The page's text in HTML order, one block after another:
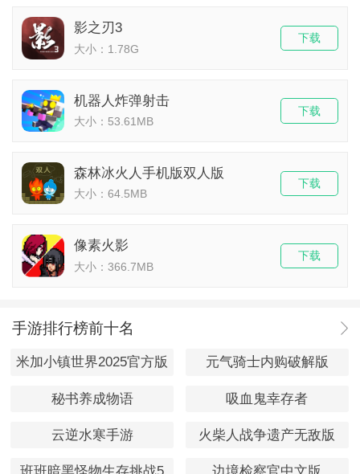
影之刃3
大小：1.78G
下载
机器人炸弹射击
大小：53.61MB
下载
森林冰火人手机版双人版
大小：64.5MB
下载
像素火影
大小：366.7MB
下载
手游排行榜前十名
米加小镇世界2025官方版 元气骑士内购破解版
秘书养成物语 吸血鬼幸存者
云逆水寒手游 火柴人战争遗产无敌版